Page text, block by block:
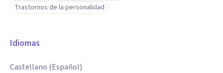
Trastornos de la personalidad
Idiomas
Castellano (Español)